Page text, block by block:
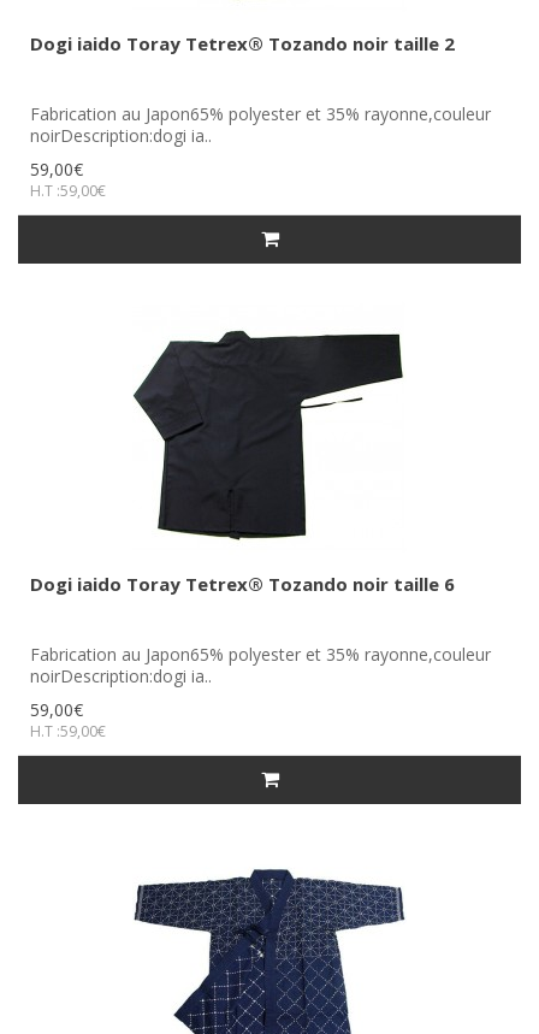
Dogi iaido Toray Tetrex® Tozando noir taille 2
Fabrication au Japon65% polyester et 35% rayonne,couleur
noirDescription:dogi ia..
59,00€
H.T :59,00€
Dogi iaido Toray Tetrex® Tozando noir taille 6
Fabrication au Japon65% polyester et 35% rayonne,couleur
noirDescription:dogi ia..
59,00€
H.T :59,00€